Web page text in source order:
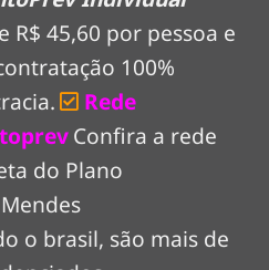
R$ 45,60 por pessoa e
100%
Rede
Confira a rede
do Plano
o brasil, são mais de